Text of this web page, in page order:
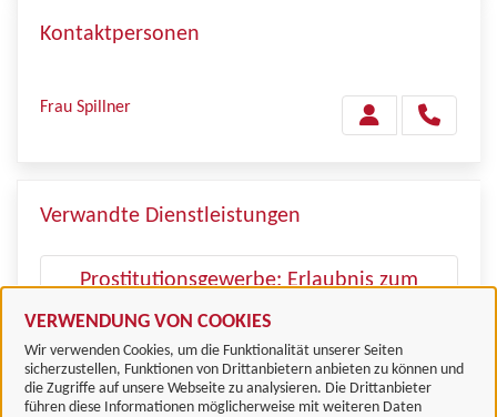
VERWENDUNG VON COOKIES
Wir verwenden Cookies, um die Funktionalität unserer Seiten
sicherzustellen, Funktionen von Drittanbietern anbieten zu können und
die Zugriffe auf unsere Webseite zu analysieren. Die Drittanbieter
führen diese Informationen möglicherweise mit weiteren Daten
Kontaktpersonen
Frau Spillner
Verwandte Dienstleistungen
Prostitutionsgewerbe: Erlaubnis zum
Betrieb